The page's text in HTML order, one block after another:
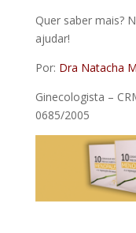
Quer saber mais?
ajudar!
Por: Dra Natacha
Ginecologista –
0685/2005